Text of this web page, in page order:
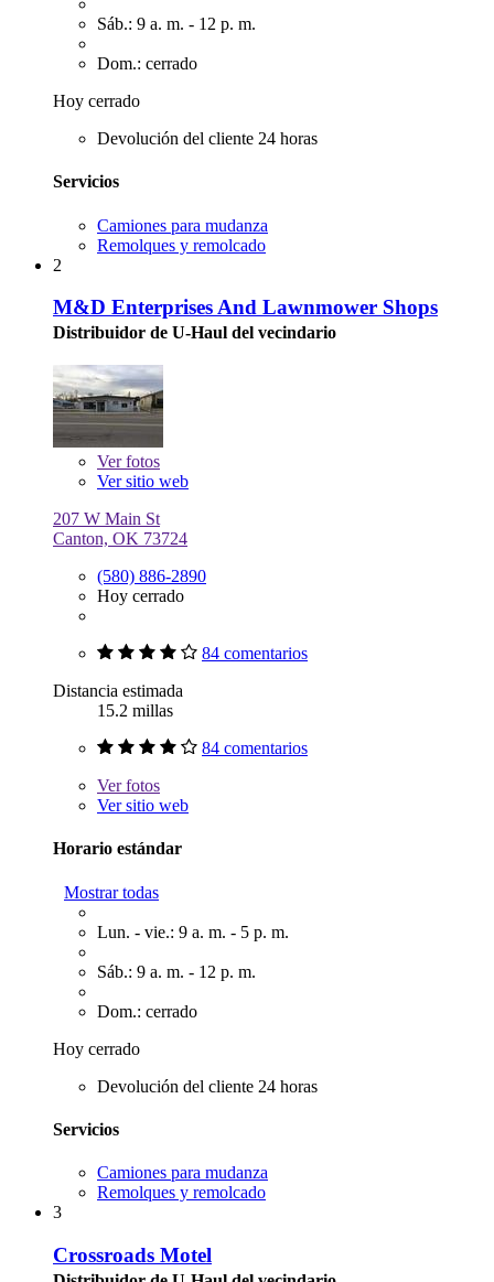
Sáb.: 9 a. m. - 12 p. m.
Dom.: cerrado
Hoy cerrado
Devolución del cliente 24 horas
Servicios
Camiones para mudanza
Remolques y remolcado
2
M&D Enterprises And Lawnmower Shops
Distribuidor de U-Haul del vecindario
Verfotos
Ver sitio web
207 W Main St
Canton, OK 73724
(580) 886-2890
Hoy cerrado
84 comentarios
Distancia estimada
15.2 millas
84 comentarios
Verfotos
Ver sitio web
Horario estándar
Mostrar todas
Lun. - vie.: 9 a. m. - 5 p. m.
Sáb.: 9 a. m. - 12 p. m.
Dom.: cerrado
Hoy cerrado
Devolución del cliente 24 horas
Servicios
Camiones para mudanza
Remolques y remolcado
3
Crossroads Motel